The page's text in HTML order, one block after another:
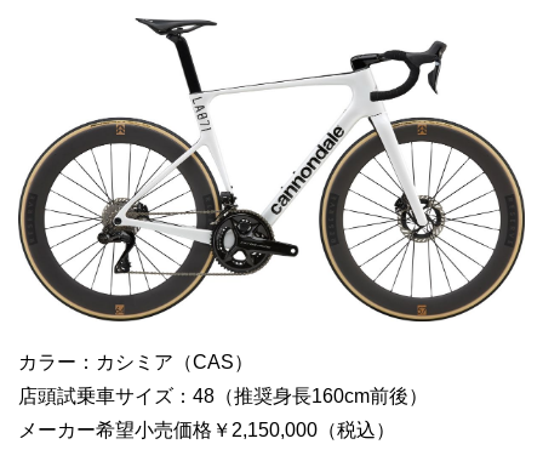
カラー：カシミア（CAS）
店頭試乗車サイズ：48（推奨身長160cm前後）
メーカー希望小売価格￥2,150,000（税込）